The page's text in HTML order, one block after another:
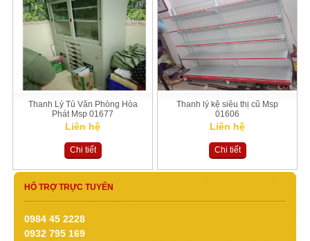
Thanh Lý Tủ Văn Phòng Hòa
Phát Msp 01677
Liên hệ
Chi tiết
Thanh lý kệ siêu thị cũ Msp
01606
Liên hệ
Chi tiết
HỔ TRỢ TRỰC TUYẾN
0984 45 2228
0932 795 169